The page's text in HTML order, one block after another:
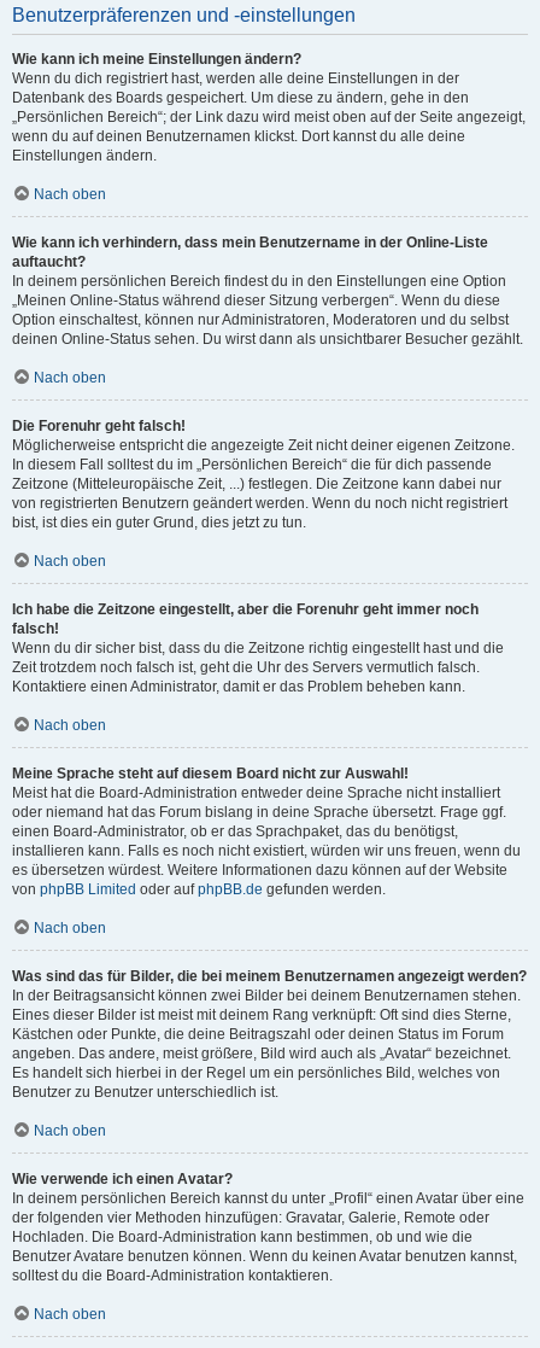
Benutzerpräferenzen und -einstellungen
Wie kann ich meine Einstellungen ändern?
Wenn du dich registriert hast, werden alle deine Einstellungen in der
Datenbank des Boards gespeichert. Um diese zu ändern, gehe in den
„Persönlichen Bereich“; der Link dazu wird meist oben auf der Seite angezeigt,
wenn du auf deinen Benutzernamen klickst. Dort kannst du alle deine
Einstellungen ändern.
Nach oben
Wie kann ich verhindern, dass mein Benutzername in der Online-Liste
auftaucht?
In deinem persönlichen Bereich findest du in den Einstellungen eine Option
„Meinen Online-Status während dieser Sitzung verbergen“. Wenn du diese
Option einschaltest, können nur Administratoren, Moderatoren und du selbst
deinen Online-Status sehen. Du wirst dann als unsichtbarer Besucher gezählt.
Nach oben
Die Forenuhr geht falsch!
Möglicherweise entspricht die angezeigte Zeit nicht deiner eigenen Zeitzone.
In diesem Fall solltest du im „Persönlichen Bereich“ die für dich passende
Zeitzone (Mitteleuropäische Zeit, ...) festlegen. Die Zeitzone kann dabei nur
von registrierten Benutzern geändert werden. Wenn du noch nicht registriert
bist, ist dies ein guter Grund, dies jetzt zu tun.
Nach oben
Ich habe die Zeitzone eingestellt, aber die Forenuhr geht immer noch
falsch!
Wenn du dir sicher bist, dass du die Zeitzone richtig eingestellt hast und die
Zeit trotzdem noch falsch ist, geht die Uhr des Servers vermutlich falsch.
Kontaktiere einen Administrator, damit er das Problem beheben kann.
Nach oben
Meine Sprache steht auf diesem Board nicht zur Auswahl!
Meist hat die Board-Administration entweder deine Sprache nicht installiert
oder niemand hat das Forum bislang in deine Sprache übersetzt. Frage ggf.
einen Board-Administrator, ob er das Sprachpaket, das du benötigst,
installieren kann. Falls es noch nicht existiert, würden wir uns freuen, wenn du
es übersetzen würdest. Weitere Informationen dazu können auf der Website
von phpBB Limited oder aufphpBB.de gefunden werden.
Nach oben
Was sind das für Bilder, die bei meinem Benutzernamen angezeigt werden?
In der Beitragsansicht können zwei Bilder bei deinem Benutzernamen stehen.
Eines dieser Bilder ist meist mit deinem Rang verknüpft: Oft sind dies Sterne,
Kästchen oder Punkte, die deine Beitragszahl oder deinen Status im Forum
angeben. Das andere, meist größere, Bild wird auch als „Avatar“ bezeichnet.
Es handelt sich hierbei in der Regel um ein persönliches Bild, welches von
Benutzer zu Benutzer unterschiedlich ist.
Nach oben
Wie verwende ich einen Avatar?
In deinem persönlichen Bereich kannst du unter „Profil“ einen Avatar über eine
der folgenden vier Methoden hinzufügen: Gravatar, Galerie, Remote oder
Hochladen. Die Board-Administration kann bestimmen, ob und wie die
Benutzer Avatare benutzen können. Wenn du keinen Avatar benutzen kannst,
solltest du die Board-Administration kontaktieren.
Nach oben